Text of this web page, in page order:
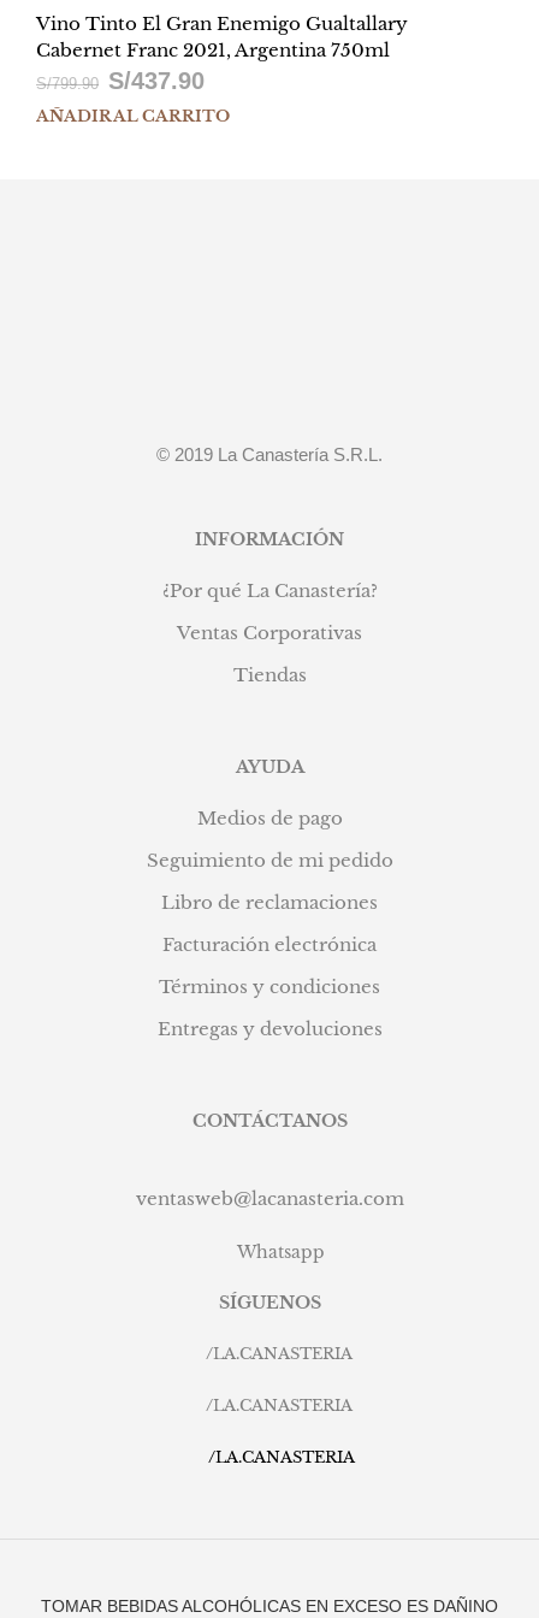
Vino Tinto El Gran Enemigo Gualtallary
Cabernet Franc 2021, Argentina 750ml
S/799.90 El
precio
S/437.90El
precio
AÑADIR AL CARRITO
© 2019 La Canastería S.R.L.
INFORMACIÓN
¿Por qué La Canastería?
Ventas Corporativas
Tiendas
AYUDA
Medios de pago
Seguimiento de mi pedido
Libro de reclamaciones
Facturación electrónica
Términos y condiciones
Entregas y devoluciones
CONTÁCTANOS
ventasweb@lacanasteria.com
Whatsapp
SÍGUENOS
/LA.CANASTERIA
/LA.CANASTERIA
/LA.CANASTERIA
TOMAR BEBIDAS ALCOHÓLICAS EN EXCESO ES DAÑINO